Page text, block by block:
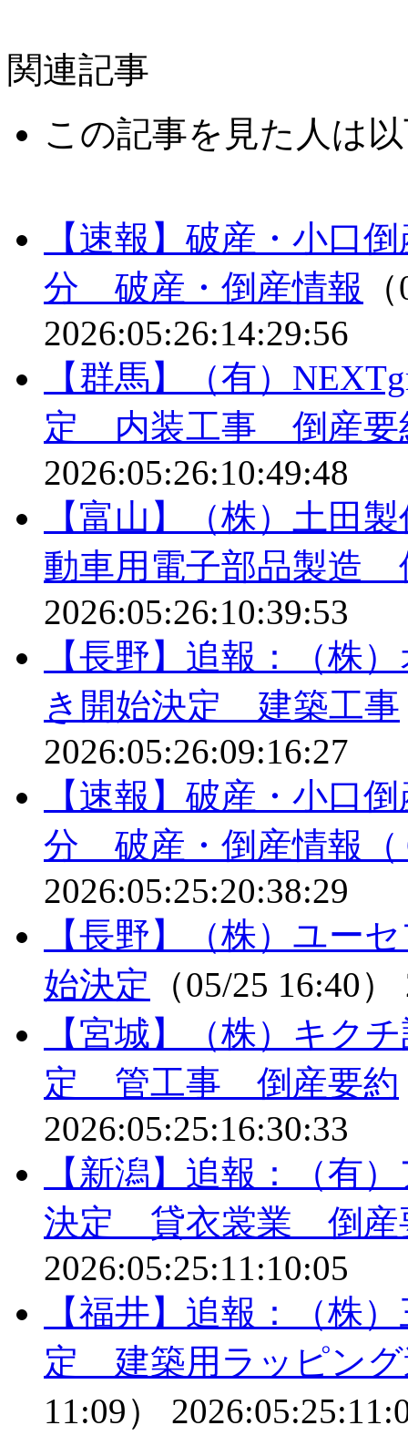
関連記事
この記事を見た人は
【速報】破産・小口
分 破産・倒産情報
2026:05:26:14:29:56
【群馬】（有）
定 内装工事 倒産要
2026:05:26:10:49:48
【富山】（株）土田
動車用電子部品製造
2026:05:26:10:39:53
【長野】追報：（株
き開始決定 建築工事
2026:05:26:09:16:27
【速報】破産・小口
分 破産・倒産情報（
2026:05:25:20:38:29
【長野】（株）ユー
始決定 （05/25 16:40）
【宮城】（株）キク
定 管工事 倒産要約
2026:05:25:16:30:33
【新潟】追報：（有
決定 貸衣裳業 倒
2026:05:25:11:10:05
【福井】追報：（株
定 建築用ラッピン
11:09）